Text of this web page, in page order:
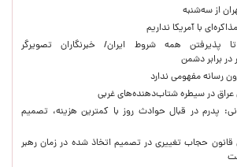
از سه‌شنبه
با آمریکا نداریم
پذیرفتن همه شروط ایران/ خبرنگاران تصویرگر
برابر دشمن
رسانه مفهومی ندارد
عراق در سیطره شتاب‌دهنده‌‌های غربی
پدرم در قبال حوادث روز با کمترین هزینه، تصمیم
حجاب تغییری در تصمیم اتخاذ شده در زمان رهبر